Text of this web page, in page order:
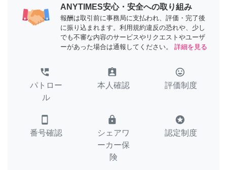
ANYTIMES安心・安全への取り組み
報酬は取引前に事務局に支払われ、評価・完了後
に振り込まれます。利用規約違反の恐れや、少し
でも不審な内容のサービスやリクエストやユーザ
ーがあった場合は通報してください。
詳細を見る
perm_phone_msg
パトロー
ル
assignment_ind
本人確認
tag_faces
評価制度
smartphone
番号確認
lock
シェアワ
ーカー保
険
stars
認定制度